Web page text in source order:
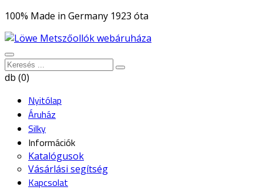
100% Made in Germany 1923 óta
db (0)
Nyitólap
Áruház
Silky
Információk
Katalógusok
Vásárlási segítség
Kapcsolat